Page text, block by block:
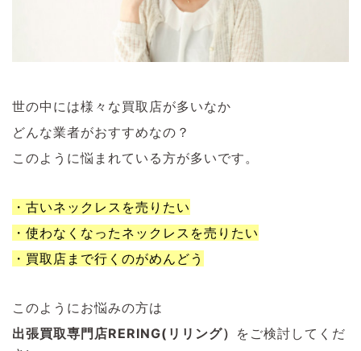
世の中には様々な買取店が多いなか
どんな業者がおすすめなの？
このように悩まれている方が多いです。
・古いネックレスを売りたい
・使わなくなったネックレスを売りたい
・買取店まで行くのがめんどう
このようにお悩みの方は
出張買取専門店RERING(リリング） をご検討してくだ